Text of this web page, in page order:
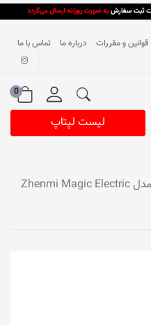
قوانین و مقررات درباره ما تماس با ما
0
لیست لپتاپ
فلاسک و ماگ حرارتی شیائومی مدل Zhenmi Magic Electric